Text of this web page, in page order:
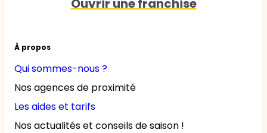
À propos
Qui sommes-nous ?
Nos agences de proximité
Les aides et tarifs
Nos actualités et conseils de saison !
Ouvrir une franchise